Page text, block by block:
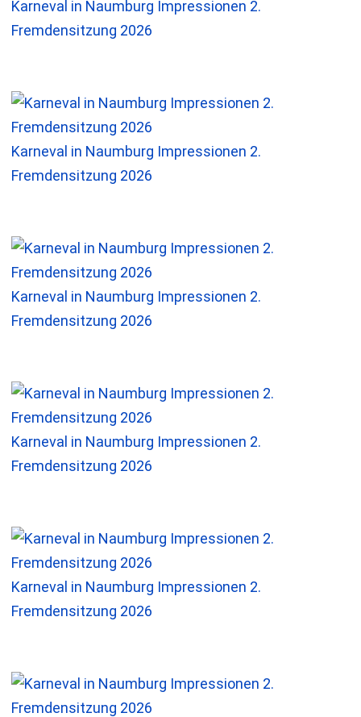
Karneval in Naumburg Impressionen 2.
Fremdensitzung 2026
Karneval in Naumburg Impressionen 2.
Fremdensitzung 2026
Karneval in Naumburg Impressionen 2.
Fremdensitzung 2026
Karneval in Naumburg Impressionen 2.
Fremdensitzung 2026
Karneval in Naumburg Impressionen 2.
Fremdensitzung 2026